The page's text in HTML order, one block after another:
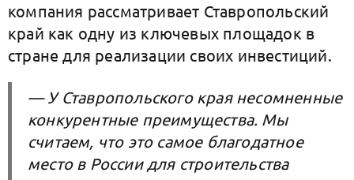
компания рассматривает Ставропольский
край как одну из ключевых площадок в
стране для реализации своих инвестиций.
— У Ставропольского края несомненные
конкурентные преимущества. Мы
считаем, что это самое благодатное
место в России для строительства